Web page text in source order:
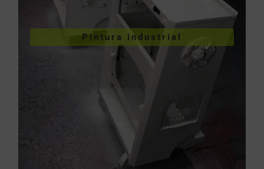
Pintura industrial
Pintura de piezas
industriales
VER PINTURA INDUSTRIAL